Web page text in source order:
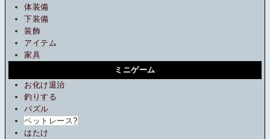
体装備
下装備
装飾
アイテム
家具
ミニゲーム
お化け退治
釣りする
パズル
ペットレース?
はたけ